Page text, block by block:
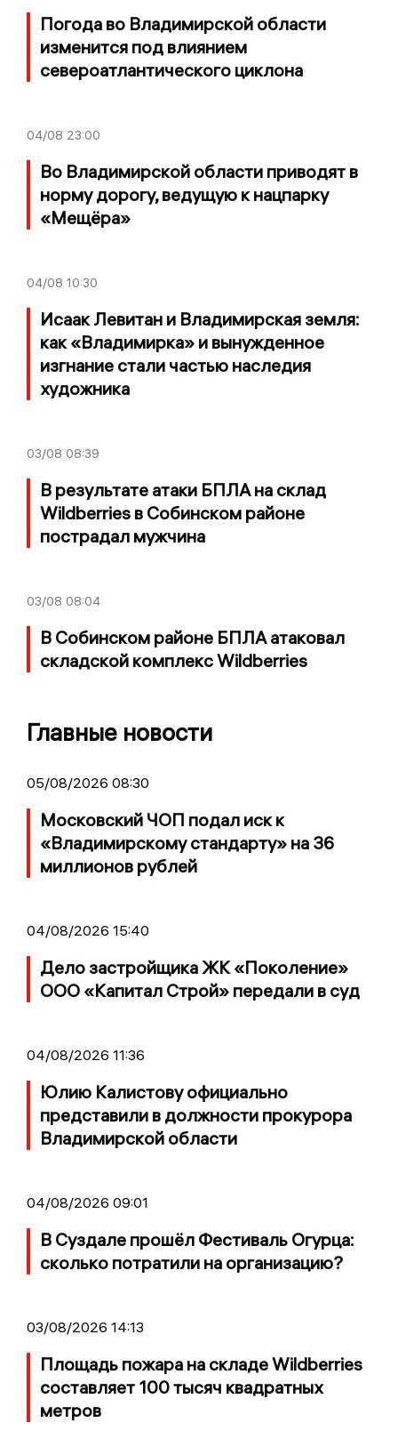
Погода во Владимирской области
изменится под влиянием
североатлантического циклона
04/08 23:00
Во Владимирской области приводят в
норму дорогу, ведущую к нацпарку
«Мещёра»
04/08 10:30
Исаак Левитан и Владимирская земля:
как «Владимирка» и вынужденное
изгнание стали частью наследия
художника
03/08 08:39
В результате атаки БПЛА на склад
Wildberries в Собинском районе
пострадал мужчина
03/08 08:04
В Собинском районе БПЛА атаковал
складской комплекс Wildberries
Главные новости
05/08/2026 08:30
Московский ЧОП подал иск к
«Владимирскому стандарту» на 36
миллионов рублей
04/08/2026 15:40
Дело застройщика ЖК «Поколение»
ООО «Капитал Строй» передали в суд
04/08/2026 11:36
Юлию Калистову официально
представили в должности прокурора
Владимирской области
04/08/2026 09:01
В Суздале прошёл Фестиваль Огурца:
сколько потратили на организацию?
03/08/2026 14:13
Площадь пожара на складе Wildberries
составляет 100 тысяч квадратных
метров